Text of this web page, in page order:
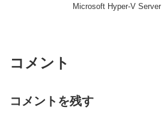
Microsoft Hyper-V Server
コメント
コメントを残す